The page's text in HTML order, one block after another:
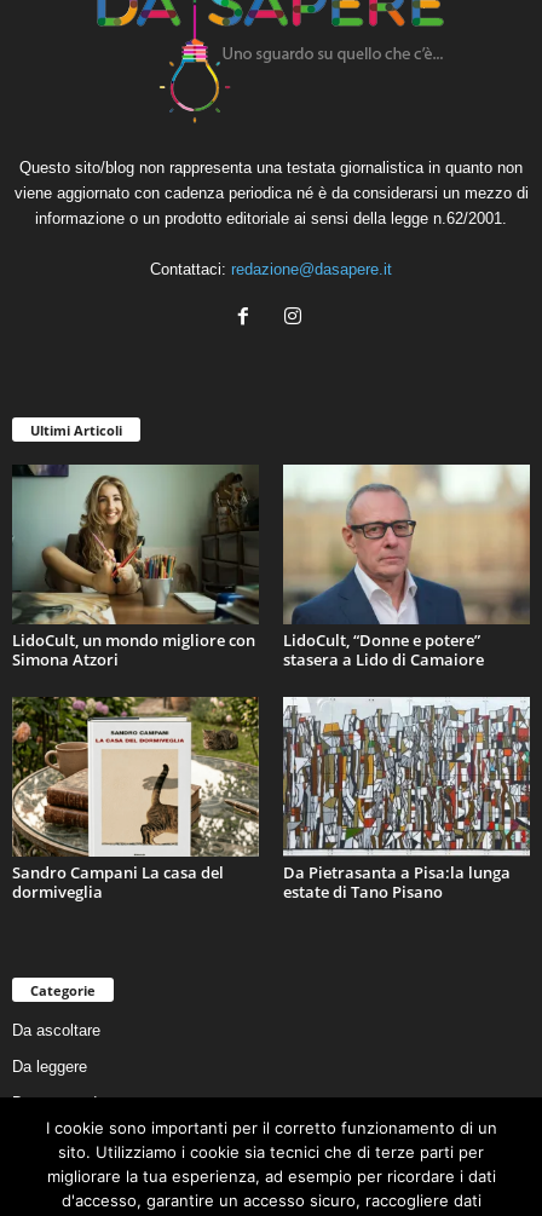
Questo sito/blog non rappresenta una testata giornalistica in quanto non
viene aggiornato con cadenza periodica né è da considerarsi un mezzo di
informazione o un prodotto editoriale ai sensi della legge n.62/2001.
Contattaci: redazione@dasapere.it
Ultimi Articoli
LidoCult, un mondo migliore con
Simona Atzori
LidoCult, “Donne e potere”
stasera a Lido di Camaiore
Sandro Campani La casa del
dormiveglia
Da Pietrasanta a Pisa:la lunga
estate di Tano Pisano
Categorie
Da ascoltare
Da leggere
Da non perdere
Da conoscere
Da preservare
Da vivere
I cookie sono importanti per il corretto funzionamento di un
sito. Utilizziamo i cookie sia tecnici che di terze parti per
migliorare la tua esperienza, ad esempio per ricordare i dati
d'accesso, garantire un accesso sicuro, raccogliere dati